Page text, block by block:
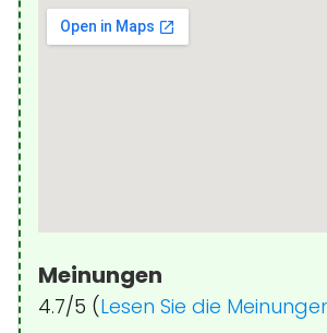
Meinungen
4.7/5 (Lesen Sie die